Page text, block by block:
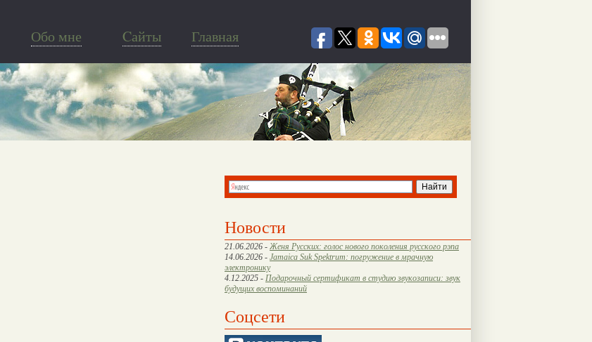
Обо мне Cайты Главная
Новости
21.06.2026 - Женя Русских: голос нового поколения русского рэпа
14.06.2026 - Jamaica Suk Spektrum: погружение в мрачную
электронику
4.12.2025 - Подарочный сертификат в студию звукозаписи: звук
будущих воспоминаний
Соцсети